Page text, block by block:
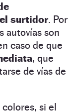
surtidor. Por
autovías son
caso de que
, que
de vías de
si el